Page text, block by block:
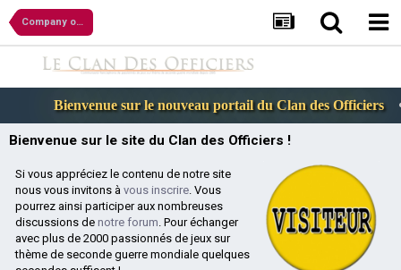
Company of Heroes 2
Bienvenue sur le nouveau portail du Clan des Officiers
Bienvenue sur le site du Clan des Officiers !
Si vous appréciez le contenu de notre site
nous vous invitons à vous inscrire. Vous
pourrez ainsi participer aux nombreuses
discussions de notre forum. Pour échanger
avec plus de 2000 passionnés de jeux sur
thème de seconde guerre mondiale quelques